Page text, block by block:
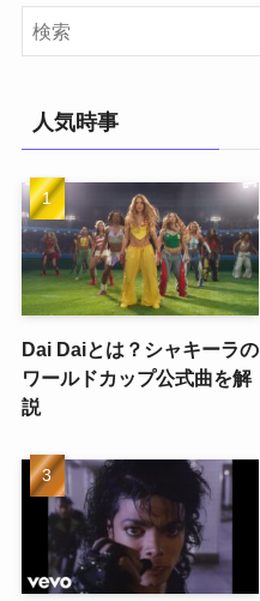
人気時事
Dai Daiとは？シャキーラの
ワールドカップ公式曲を解
説